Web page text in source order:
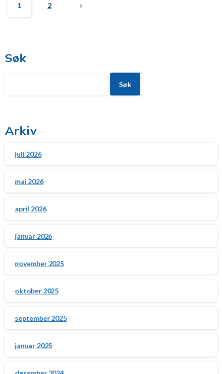
1 2
Søk
Søk
Arkiv
juli 2026
mai 2026
april 2026
januar 2026
november 2025
oktober 2025
september 2025
januar 2025